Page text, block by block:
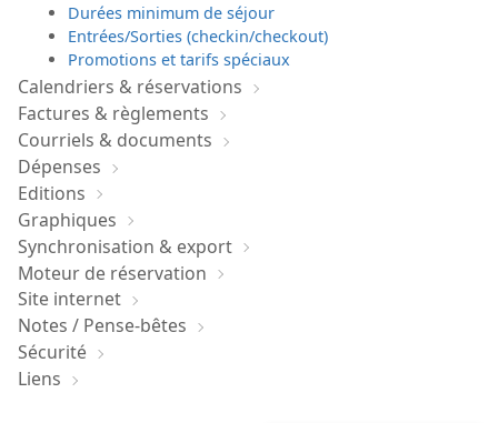
Durées minimum de séjour
Entrées/Sorties (checkin/checkout)
Promotions et tarifs spéciaux
Calendriers & réservations
Factures & règlements
Courriels & documents
Dépenses
Editions
Graphiques
Synchronisation & export
Moteur de réservation
Site internet
Notes / Pense-bêtes
Sécurité
Liens